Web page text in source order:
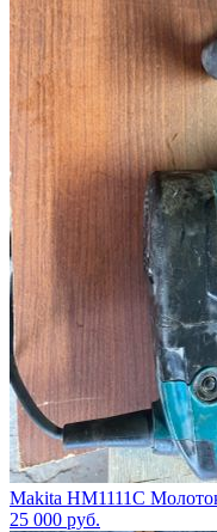
Makita HM1111C
25 000 руб.